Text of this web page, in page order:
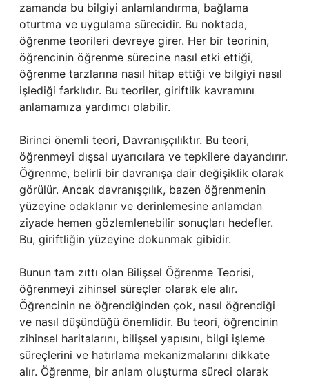
zamanda bu bilgiyi anlamlandırma, bağlama
oturtma ve uygulama sürecidir. Bu noktada,
öğrenme teorileri devreye girer. Her bir teorinin,
öğrencinin öğrenme sürecine nasıl etki ettiği,
öğrenme tarzlarına nasıl hitap ettiği ve bilgiyi nasıl
işlediği farklıdır. Bu teoriler, giriftlik kavramını
anlamamıza yardımcı olabilir.
Birinci önemli teori, Davranışçılıktır. Bu teori,
öğrenmeyi dışsal uyarıcılara ve tepkilere dayandırır.
Öğrenme, belirli bir davranışa dair değişiklik olarak
görülür. Ancak davranışçılık, bazen öğrenmenin
yüzeyine odaklanır ve derinlemesine anlamdan
ziyade hemen gözlemlenebilir sonuçları hedefler.
Bu, giriftliğin yüzeyine dokunmak gibidir.
Bunun tam zıttı olan Bilişsel Öğrenme Teorisi,
öğrenmeyi zihinsel süreçler olarak ele alır.
Öğrencinin ne öğrendiğinden çok, nasıl öğrendiği
ve nasıl düşündüğü önemlidir. Bu teori, öğrencinin
zihinsel haritalarını, bilişsel yapısını, bilgi işleme
süreçlerini ve hatırlama mekanizmalarını dikkate
alır. Öğrenme, bir anlam oluşturma süreci olarak